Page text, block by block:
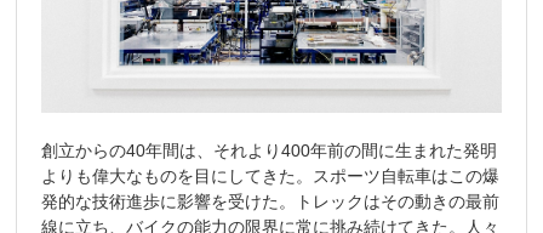
創立からの40年間は、それより400年前の間に生まれた発明
よりも偉大なものを目にしてきた。スポーツ自転車はこの爆
発的な技術進歩に影響を受けた。トレックはその動きの最前
線に立ち、バイクの能力の限界に常に挑み続けてきた。人々